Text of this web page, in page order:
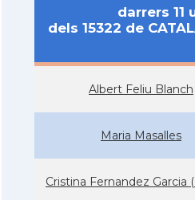
darrers 11
dels 15322 de
Albert Feliu Blanch
Maria Masalles
Cristina Fernandez Garcia